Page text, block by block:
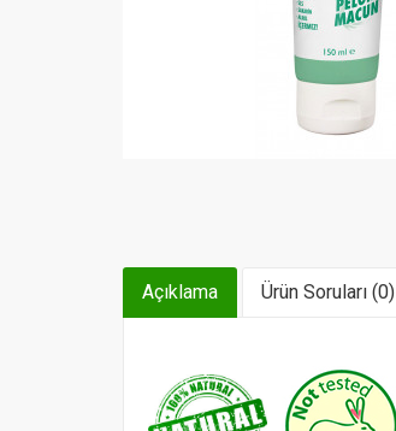
Açıklama Ürün Soruları (0)